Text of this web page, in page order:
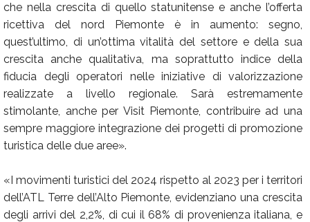
che nella crescita di quello statunitense e anche l’offerta
ricettiva del nord Piemonte è in aumento: segno,
quest’ultimo, di un’ottima vitalità del settore e della sua
crescita anche qualitativa, ma soprattutto indice della
fiducia degli operatori nelle iniziative di valorizzazione
realizzate a livello regionale. Sarà estremamente
stimolante, anche per Visit Piemonte, contribuire ad una
sempre maggiore integrazione dei progetti di promozione
turistica delle due aree».
«I movimenti turistici del 2024 rispetto al 2023 per i territori
dell’ATL Terre dell’Alto Piemonte, evidenziano una crescita
degli arrivi del 2,2%, di cui il 68% di provenienza italiana, e